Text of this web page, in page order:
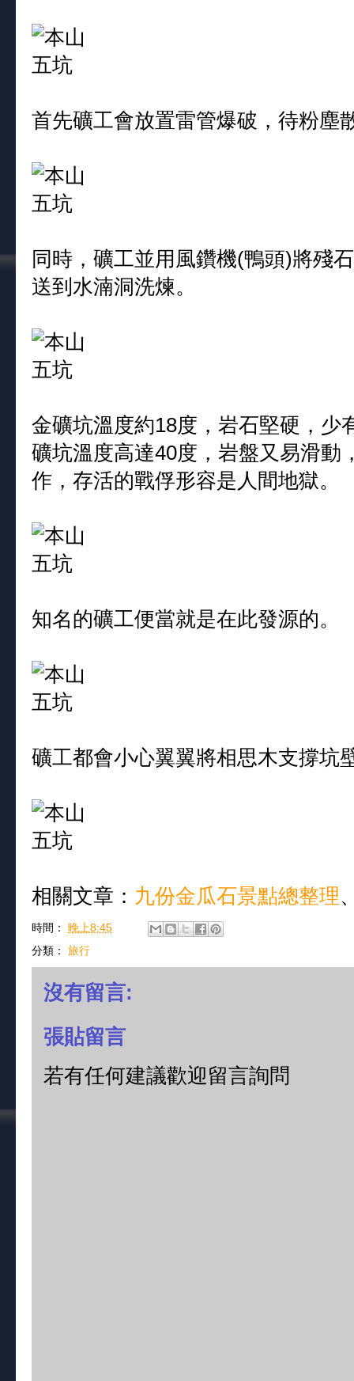
首先礦工會放置雷管爆破，待粉塵
同時，礦工並用風鑽機(鴨頭)將殘
送到水湳洞洗煉。
金礦坑溫度約18度，岩石堅硬，少
礦坑溫度高達40度，岩盤又易滑動
作，存活的戰俘形容是人間地獄。
知名的礦工便當就是在此發源的。
礦工都會小心翼翼將相思木支撐坑
相關文章： 九份金瓜石景點總整理
時間： 晚上8:45
分類： 旅行
沒有留言:
張貼留言
若有任何建議歡迎留言詢問